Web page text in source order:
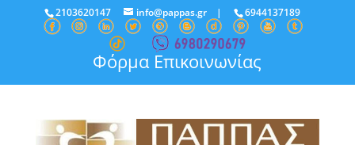
2103620147 info@pappas.gr| 6944137189
Φόρμα Επικοινωνίας